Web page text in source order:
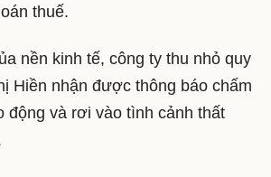
thuế.
nền kinh tế, công ty thu nhỏ quy
Hiền nhận được thông báo chấm
động và rơi vào tình cảnh thất